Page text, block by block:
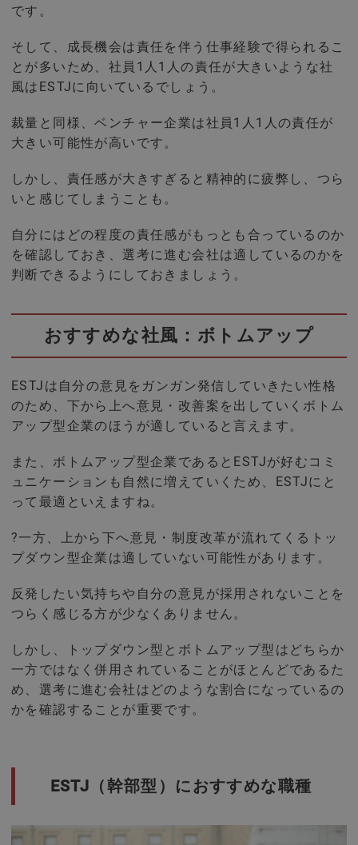
です。
そして、成長機会は責任を伴う仕事経験で得られるこ
とが多いため、社員1人1人の責任が大きいような社
風はESTJに向いているでしょう。
裁量と同様、ベンチャー企業は社員1人1人の責任が
大きい可能性が高いです。
しかし、責任感が大きすぎると精神的に疲弊し、つら
いと感じてしまうことも。
自分にはどの程度の責任感がもっとも合っているのか
を確認しておき、選考に進む会社は適しているのかを
判断できるようにしておきましょう。
おすすめな社風：ボトムアップ
ESTJは自分の意見をガンガン発信していきたい性格
のため、下から上へ意見・改善案を出していくボトム
アップ型企業のほうが適していると言えます。
また、ボトムアップ型企業であるとESTJが好むコミ
ュニケーションも自然に増えていくため、ESTJにと
って最適といえますね。
?一方、上から下へ意見・制度改革が流れてくるトッ
プダウン型企業は適していない可能性があります。
反発したい気持ちや自分の意見が採用されないことを
つらく感じる方が少なくありません。
しかし、トップダウン型とボトムアップ型はどちらか
一方ではなく併用されていることがほとんどであるた
め、選考に進む会社はどのような割合になっているの
かを確認することが重要です。
ESTJ（幹部型）におすすめな職種